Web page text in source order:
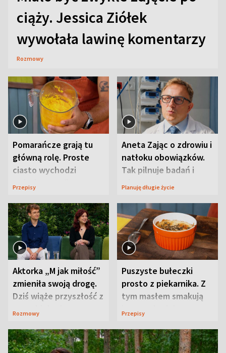
ciąży. Jessica Ziółek
wywołała lawinę komentarzy
Rozmowy
Pomarańcze grają tu
główną rolę. Proste
ciasto wychodzi
wyjątkowo wilgotne
Przepisy
Aneta Zając o zdrowiu i
natłoku obowiązków.
Tak pilnuje badań i
wizyt
Planuję długie życie
Aktorka „M jak miłość”
zmieniła swoją drogę.
Dziś wiąże przyszłość z
neurobiologią
Rozmowy
Puszyste bułeczki
prosto z piekarnika. Z
tym masłem smakują
jeszcze lepiej
Przepisy